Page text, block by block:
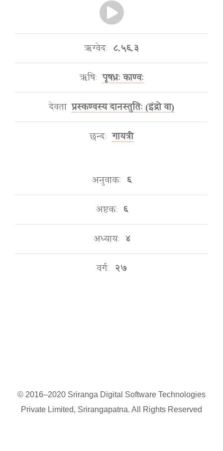
ऋग्वेदः ८.५६.३
ऋषिः पृषध्रः काण्वः
देवता प्रस्कण्वस्य दानस्तुतिः (इंद्रो वा)
छन्दः गायत्री
अनुवाकः ६
अष्टकः ६
अध्यायः ४
वर्गः २७
© 2016–2020 Sriranga Digital Software Technologies
Private Limited, Srirangapatna. All Rights Reserved